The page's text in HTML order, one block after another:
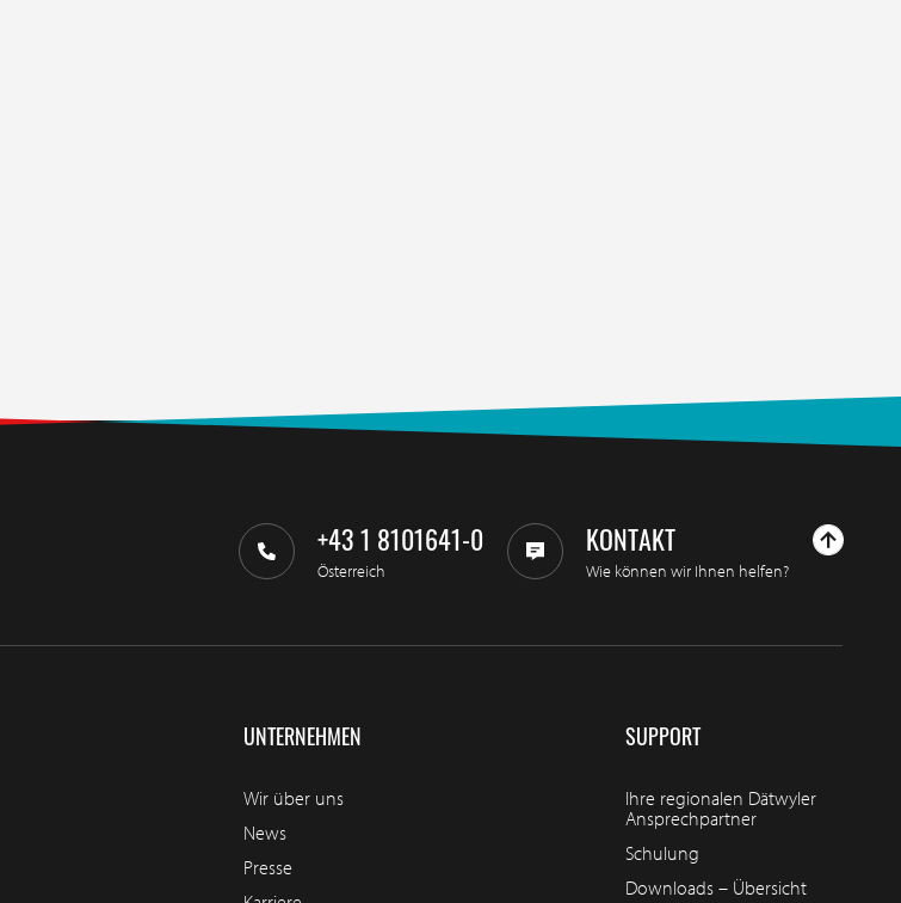
+43 1 8101641-0
Österreich
KONTAKT
Wie können wir Ihnen helfen?
UNTERNEHMEN
Wir über uns
News
Presse
SUPPORT
Ihre regionalen Dätwyler
Ansprechpartner
Schulung
Downloads – Übersicht